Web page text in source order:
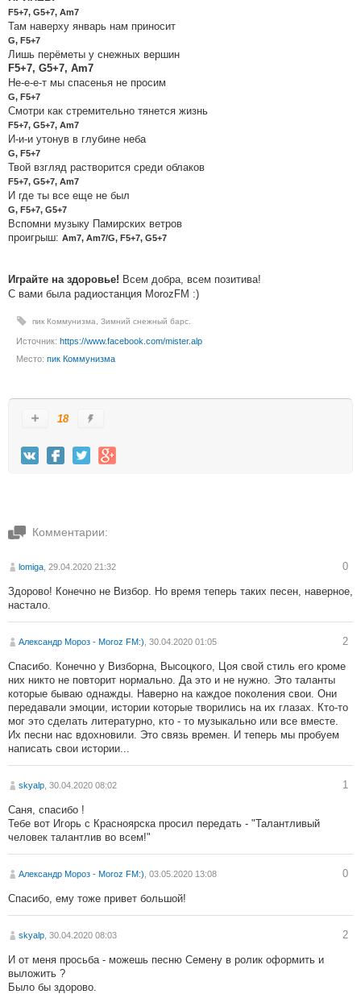
F5+7, G5+7, Am7
Там наверху январь нам приносит
G, F5+7
Лишь перёметы у снежных вершин
F5+7, G5+7, Am7
Не-е-е-т мы спасенья не просим
G, F5+7
Смотри как стремительно тянется жизнь
F5+7, G5+7, Am7
И-и-и утонув в глубине неба
G, F5+7
Твой взгляд растворится среди облаков
F5+7, G5+7, Am7
И где ты все еще не был
G, F5+7, G5+7
Вспомни музыку Памирских ветров
проигрыш: Am7, Am7/G, F5+7, G5+7
Играйте на здоровье! Всем добра, всем позитива!
С вами была радиостанция MorozFM :)
пик Коммунизма Зимний снежный барс.
Источник: https://www.facebook.com/mister.alp
Место: пик Коммунизма
18
Комментарии:
lomiga , 29.04.2020 21:32 0
Здорово! Конечно не Визбор. Но время теперь таких песен, наверное,
настало.
Александр Мороз - Moroz FM:) , 30.04.2020 01:05 2
Спасибо. Конечно у Визборна, Высоцкого, Цоя свой стиль его кроме
них никто не повторит нормально. Да это и не нужно. Это таланты
которые бываю однажды. Наверно на каждое поколения свои. Они
передавали эмоции, истории которые творились на их глазах. Кто-то
мог это сделать литературно, кто - то музыкально или все вместе.
Их песни нас вдохновили. Это связь времен. И теперь мы пробуем
написать свои истории...
skyalp , 30.04.2020 08:02 1
Саня, спасибо !
Тебе вот Игорь с Красноярска просил передать - "Талантливый
человек талантлив во всем!"
Александр Мороз - Moroz FM:) , 03.05.2020 13:08 0
Спасибо, ему тоже привет большой!
skyalp , 30.04.2020 08:03 2
И от меня просьба - можешь песню Семену в ролик оформить и
выложить ?
Было бы здорово.